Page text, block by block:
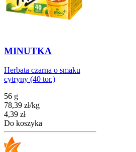
MINUTKA
Herbata czarna o smaku
cytryny (40 tor.)
56 g
78,39 zł/kg
Cena
4,39 zł
Do koszyka